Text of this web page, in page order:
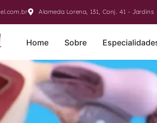
Alameda Lorena, 131, Conj. 41 - Jardins
Home Sobre